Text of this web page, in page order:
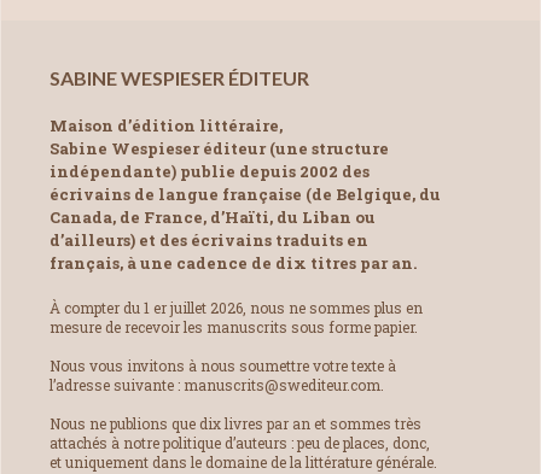
SABINE WESPIESER ÉDITEUR
Maison d’édition littéraire,
Sabine Wespieser éditeur (une structure
indépendante) publie depuis 2002 des
écrivains de langue française (de Belgique, du
Canada, de France, d’Haïti, du Liban ou
d’ailleurs) et des écrivains traduits en
français, à une cadence de dix titres par an.
À compter du 1 er juillet 2026, nous ne sommes plus en
mesure de recevoir les manuscrits sous forme papier.
Nous vous invitons à nous soumettre votre texte à
l’adresse suivante : manuscrits@swediteur.com.
Nous ne publions que dix livres par an et sommes très
attachés à notre politique d’auteurs : peu de places, donc,
et uniquement dans le domaine de la littérature générale.